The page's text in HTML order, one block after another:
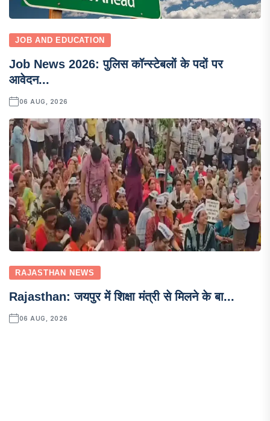
JOB AND EDUCATION
Job News 2026: पुलिस कॉन्स्टेबलों के पदों पर
आवेदन...
06 AUG, 2026
RAJASTHAN NEWS
Rajasthan: जयपुर में शिक्षा मंत्री से मिलने के बा...
06 AUG, 2026